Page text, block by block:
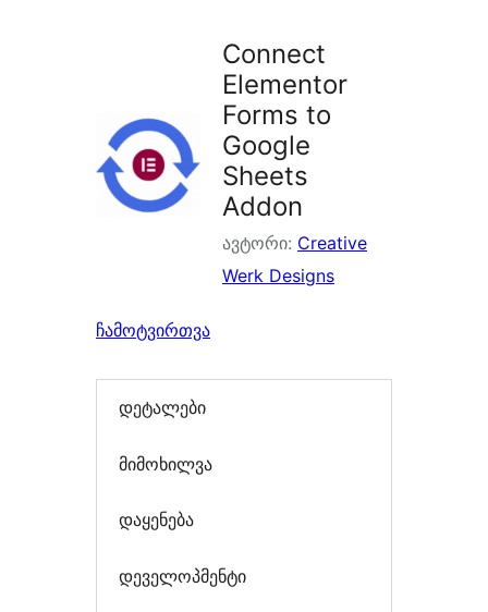
Connect
Elementor
Forms to
Google
Sheets
Addon
ავტორი: Creative
Werk Designs
ჩამოტვირთვა
დეტალები
მიმოხილვა
დაყენება
დეველოპმენტი